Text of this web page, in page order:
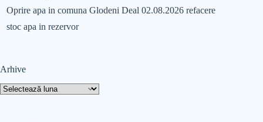
Oprire apa in comuna Glodeni Deal 02.08.2026 refacere
stoc apa in rezervor
Arhive